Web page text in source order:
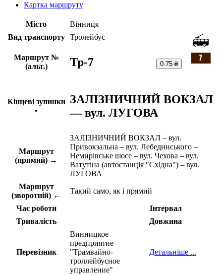
Картка маршруту
Місто
Вінниця
Вид транспорту
Тролейбус
Маршрут №
(альт.)
Тр-7 0.75 ₴
Кінцеві зупинки
•
ЗАЛІЗНИЧНИЙ ВОКЗАЛ
— вул. ЛУГОВА
Маршрут
(прямий) →
ЗАЛІЗНИЧНИЙ ВОКЗАЛ – вул.
Привокзальна – вул. Лебединського –
Немирівське шосе – вул. Чехова – вул.
Ватутіна (автостанція "Східна") – вул.
ЛУГОВА
Маршрут
(зворотній) ←
Такий само, як і прямий
Час роботи
Інтервал
Тривалість
Довжина
Перевізник
Винницкое
предприятие
"Трамвайно-
троллейбусное
управление"
Детальніше ...